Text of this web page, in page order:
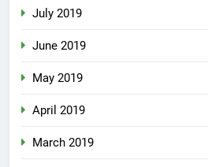
July 2019
June 2019
May 2019
April 2019
March 2019